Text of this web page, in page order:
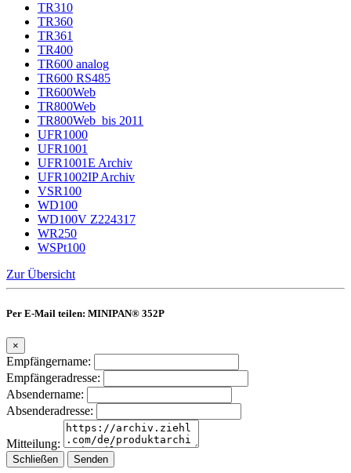
TR310
TR360
TR361
TR400
TR600 analog
TR600 RS485
TR600Web
TR800Web
TR800Web_bis 2011
UFR1000
UFR1001
UFR1001E Archiv
UFR1002IP Archiv
VSR100
WD100
WD100V Z224317
WR250
WSPt100
Zur Übersicht
Per E-Mail teilen: MINIPAN® 352P
×
Empfängername:
Empfängeradresse:
Absendername:
Absenderadresse:
Mitteilung:
Schließen Senden